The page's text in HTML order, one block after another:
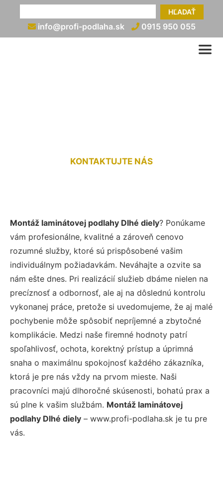
HĽADAŤ
info@profi-podlaha.sk 0915 950 055
KONTAKTUJTE NÁS
Montáž laminátovej podlahy Dlhé diely? Ponúkame
vám profesionálne, kvalitné a zároveň cenovo
rozumné služby, ktoré sú prispôsobené vašim
individuálnym požiadavkám. Neváhajte a ozvite sa
nám ešte dnes. Pri realizácií služieb dbáme nielen na
precíznosť a odbornosť, ale aj na dôslednú kontrolu
vykonanej práce, pretože si uvedomujeme, že aj malé
pochybenie môže spôsobiť nepríjemné a zbytočné
komplikácie. Medzi naše firemné hodnoty patrí
spoľahlivosť, ochota, korektný prístup a úprimná
snaha o maximálnu spokojnosť každého zákazníka,
ktorá je pre nás vždy na prvom mieste. Naši
pracovníci majú dlhoročné skúsenosti, bohatú prax a
sú plne k vašim službám. Montáž laminátovej
podlahy Dlhé diely – www.profi-podlaha.sk je tu pre
vás.